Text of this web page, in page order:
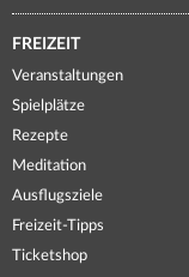
FREIZEIT
Veranstaltungen
Spielplätze
Rezepte
Meditation
Ausflugsziele
Freizeit-Tipps
Ticketshop